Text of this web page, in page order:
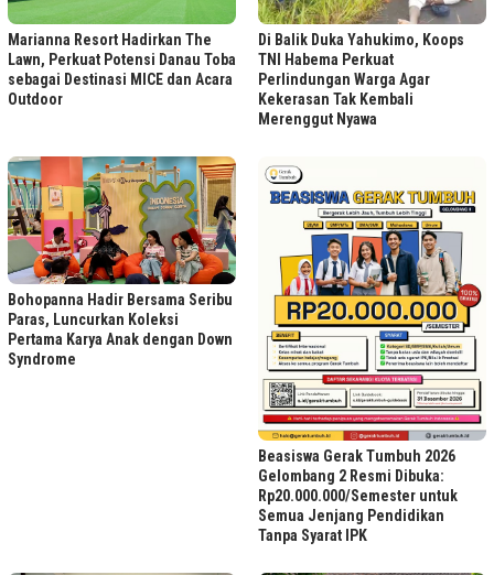
Marianna Resort Hadirkan The
Lawn, Perkuat Potensi Danau Toba
sebagai Destinasi MICE dan Acara
Outdoor
Di Balik Duka Yahukimo, Koops
TNI Habema Perkuat
Perlindungan Warga Agar
Kekerasan Tak Kembali
Merenggut Nyawa
Bohopanna Hadir Bersama Seribu
Paras, Luncurkan Koleksi
Pertama Karya Anak dengan Down
Syndrome
Beasiswa Gerak Tumbuh 2026
Gelombang 2 Resmi Dibuka:
Rp20.000.000/Semester untuk
Semua Jenjang Pendidikan
Tanpa Syarat IPK